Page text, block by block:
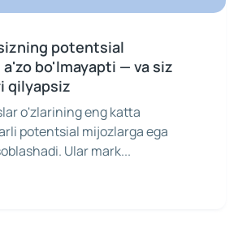
potentsial
bo'lmayapti — va siz
qilyapsiz
o'zlarining eng katta
potentsial mijozlarga ega
Ular mark...